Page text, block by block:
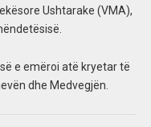
Ushtarake (VMA),
e emëroi atë kryetar të
dhe Medvegjën.